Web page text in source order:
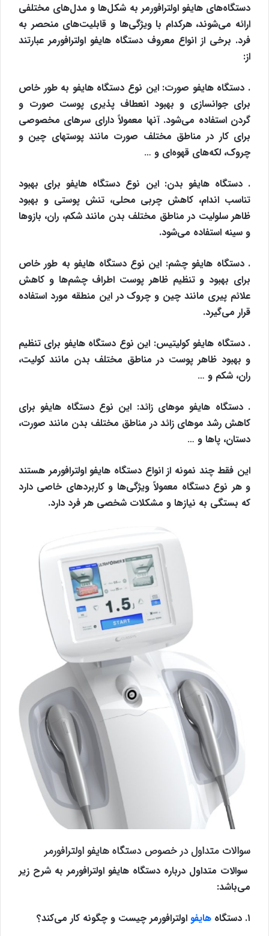
دستگاه‌های هایفو اولترافورمر به شکل‌ها و مدل‌های مختلفی
ارائه می‌شوند، هرکدام با ویژگی‌ها و قابلیت‌های منحصر به
فرد. برخی از انواع معروف دستگاه هایفو اولترافورمر عبارتند
از:
. دستگاه هایفو صورت: این نوع دستگاه هایفو به طور خاص
برای جوانسازی و بهبود انعطاف پذیری پوست صورت و
گردن استفاده می‌شود. آنها معمولاً دارای سرهای مخصوصی
برای کار در مناطق مختلف صورت مانند پوستهای چین و
چروک، لکه‌های قهوه‌ای و …
. دستگاه هایفو بدن: این نوع دستگاه هایفو برای بهبود
تناسب اندام، کاهش چربی محلی، تنش پوستی و بهبود
ظاهر سلولیت در مناطق مختلف بدن مانند شکم، ران، بازوها
و سینه استفاده می‌شود.
. دستگاه هایفو چشم: این نوع دستگاه هایفو به طور خاص
برای بهبود و تنظیم ظاهر پوست اطراف چشم‌ها و کاهش
علائم پیری مانند چین و چروک در این منطقه مورد استفاده
قرار می‌گیرد.
. دستگاه هایفو کولیتیس: این نوع دستگاه هایفو برای تنظیم
و بهبود ظاهر پوست در مناطق مختلف بدن مانند کولیت،
ران، شکم و …
. دستگاه هایفو موهای زائد: این نوع دستگاه هایفو برای
کاهش رشد موهای زائد در مناطق مختلف بدن مانند صورت،
دستان، پاها و …
این فقط چند نمونه از انواع دستگاه هایفو اولترافورمر هستند
و هر نوع دستگاه معمولاً ویژگی‌ها و کاربردهای خاصی دارد
که بستگی به نیازها و مشکلات شخصی هر فرد دارد.
سوالات متداول در خصوص دستگاه هایفو اولترافورمر
سوالات متداول درباره دستگاه هایفو اولترافورمر به شرح زیر
می‌باشد:
۱. دستگاه هایفو اولترافورمر چیست و چگونه کار می‌کند؟